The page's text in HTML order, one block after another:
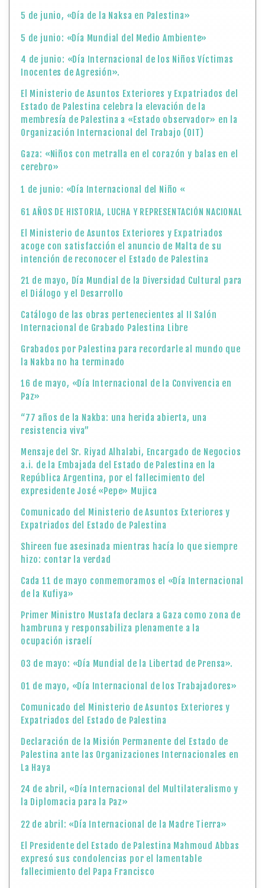
5 de junio, «Día de la Naksa en Palestina»
5 de junio: «Día Mundial del Medio Ambiente»
4 de junio: «Día Internacional de los Niños Víctimas
Inocentes de Agresión».
El Ministerio de Asuntos Exteriores y Expatriados del
Estado de Palestina celebra la elevación de la
membresía de Palestina a «Estado observador» en la
Organización Internacional del Trabajo (OIT)
Gaza: «Niños con metralla en el corazón y balas en el
cerebro»
1 de junio: «Día Internacional del Niño «
61 AÑOS DE HISTORIA, LUCHA Y REPRESENTACIÓN NACIONAL
El Ministerio de Asuntos Exteriores y Expatriados
acoge con satisfacción el anuncio de Malta de su
intención de reconocer el Estado de Palestina
21 de mayo, Día Mundial de la Diversidad Cultural para
el Diálogo y el Desarrollo
Catálogo de las obras pertenecientes al II Salón
Internacional de Grabado Palestina Libre
Grabados por Palestina para recordarle al mundo que
la Nakba no ha terminado
16 de mayo, «Día Internacional de la Convivencia en
Paz»
“77 años de la Nakba: una herida abierta, una
resistencia viva”
Mensaje del Sr. Riyad Alhalabi, Encargado de Negocios
a.i. de la Embajada del Estado de Palestina en la
República Argentina, por el fallecimiento del
expresidente José «Pepe» Mujica
Comunicado del Ministerio de Asuntos Exteriores y
Expatriados del Estado de Palestina
Shireen fue asesinada mientras hacía lo que siempre
hizo: contar la verdad
Cada 11 de mayo conmemoramos el «Día Internacional
de la Kufiya»
Primer Ministro Mustafa declara a Gaza como zona de
hambruna y responsabiliza plenamente a la
ocupación israelí
03 de mayo: «Día Mundial de la Libertad de Prensa».
01 de mayo, «Día Internacional de los Trabajadores»
Comunicado del Ministerio de Asuntos Exteriores y
Expatriados del Estado de Palestina
Declaración de la Misión Permanente del Estado de
Palestina ante las Organizaciones Internacionales en
La Haya
24 de abril, «Día Internacional del Multilateralismo y
la Diplomacia para la Paz»
22 de abril: «Día Internacional de la Madre Tierra»
El Presidente del Estado de Palestina Mahmoud Abbas
expresó sus condolencias por el lamentable
fallecimiento del Papa Francisco